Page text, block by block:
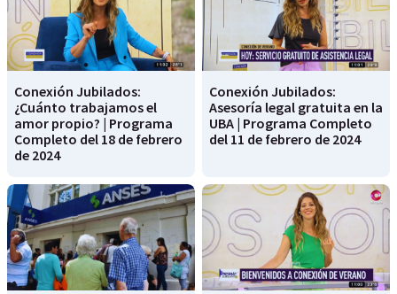
Conexión Jubilados:
¿Cuánto trabajamos el
amor propio? | Programa
Completo del 18 de febrero
de 2024
Conexión Jubilados:
Asesoría legal gratuita en la
UBA | Programa Completo
del 11 de febrero de 2024